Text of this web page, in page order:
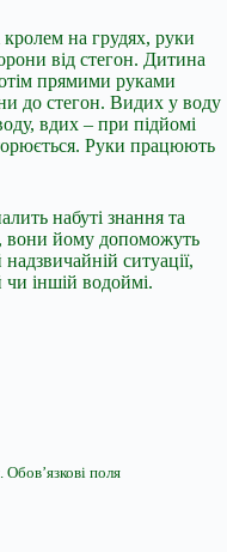
на грудях, руки
від стегон. Дитина
прямими руками
до стегон. Видих у воду
вдих – при підйомі
Руки працюють
набуті знання та
вони йому допоможуть
ситуації,
чи іншій водоймі.
Обов’язкові поля